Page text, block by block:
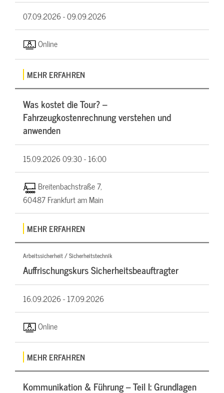
07.09.2026 -09.09.2026
Online
MEHR ERFAHREN
Was kostet die Tour? –
Fahrzeugkostenrechnung verstehen und
anwenden
15.09.202609:30 - 16:00
Breitenbachstraße 7,
60487 Frankfurt am Main
MEHR ERFAHREN
Arbeitssicherheit / Sicherheitstechnik
Auffrischungskurs Sicherheitsbeauftragter
16.09.2026 -17.09.2026
Online
MEHR ERFAHREN
Kommunikation & Führung – Teil I: Grundlagen